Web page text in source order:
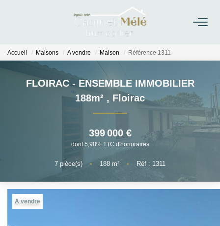
ACCUEIL
ESTIMER
NOTRE AGENCE
RECRUTEMENT
CONTACT
Accueil Maisons A vendre Maison Référence 1311
FLOIRAC - ENSEMBLE IMMOBILIER
188m² , Floirac
399 000 €
dont 5,98% TTC d'honoraires
7 pièce(s) • 188 m² • Réf : 1311
A vendre